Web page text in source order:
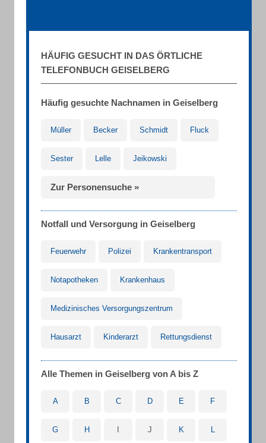
HÄUFIG GESUCHT IN DAS ÖRTLICHE
TELEFONBUCH GEISELBERG
Häufig gesuchte Nachnamen in Geiselberg
Müller Becker Schmidt Fluck
Sester Lelle Jeikowski
Zur Personensuche »
Notfall und Versorgung in Geiselberg
Feuerwehr Polizei Krankentransport
Notapotheken Krankenhaus
Medizinisches Versorgungszentrum
Hausarzt Kinderarzt Rettungsdienst
Alle Themen in Geiselberg von A bis Z
A B C D E F
G H J K L